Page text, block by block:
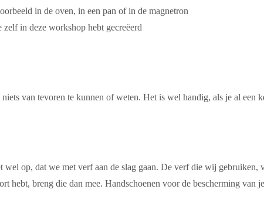
in de oven, in een pan of in de magnetron
in deze workshop hebt gecreëerd
van tevoren te kunnen of weten. Het is wel handig, als je al een
wel op, dat we met verf aan de slag gaan. De verf die wij
hebt, breng die dan mee. Handschoenen voor de bescherming van